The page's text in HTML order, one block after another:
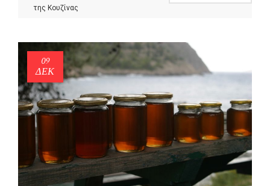
της Κουζίνας
09
ΔΕΚ